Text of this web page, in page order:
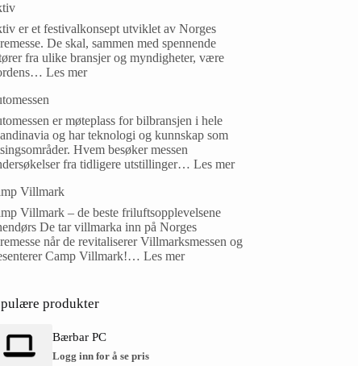
er et festivalkonsept utviklet av Norges
De skal, sammen med spennende
fra ulike bransjer og myndigheter, være
Les mer
er møteplass for bilbransjen i hele
og har teknologi og kunnskap som
Hvem besøker messen
fra tidligere utstillinger…Les mer
Villmark
Villmark – de beste friluftsopplevelsene
De tar villmarka inn på Norges
når de revitaliserer Villmarksmessen og
Camp Villmark!…Les mer
produkter
Bærbar PC
Logg inn for å se pris